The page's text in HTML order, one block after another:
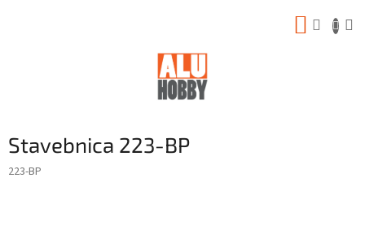
Stavebnica 223-BP
223-BP